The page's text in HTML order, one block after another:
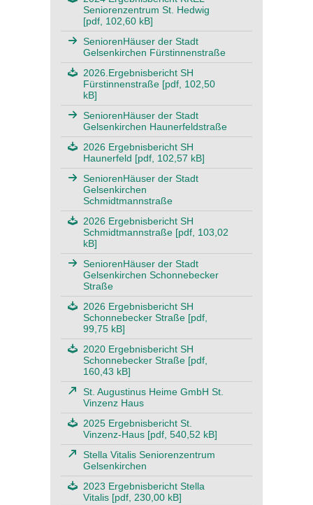
Seniorenzentrum St. Hedwig
[pdf, 102,60 kB]
SeniorenHäuser der Stadt
Gelsenkirchen Fürstinnenstraße
2026.Ergebnisbericht SH
Fürstinnenstraße [pdf, 102,50
kB]
SeniorenHäuser der Stadt
Gelsenkirchen Haunerfeldstraße
2026 Ergebnisbericht SH
Haunerfeld [pdf, 102,57 kB]
SeniorenHäuser der Stadt
Gelsenkirchen
Schmidtmannstraße
2026 Ergebnisbericht SH
Schmidtmannstraße [pdf, 103,02
kB]
SeniorenHäuser der Stadt
Gelsenkirchen Schonnebecker
Straße
2026 Ergebnisbericht SH
Schonnebecker Straße [pdf,
99,75 kB]
2020 Ergebnisbericht SH
Schonnebecker Straße [pdf,
160,43 kB]
St. Augustinus Heime GmbH St.
Vinzenz Haus
2025 Ergebnisbericht St.
Vinzenz-Haus [pdf, 540,52 kB]
Stella Vitalis Seniorenzentrum
Gelsenkirchen
2023 Ergebnisbericht Stella
Vitalis [pdf, 230,00 kB]